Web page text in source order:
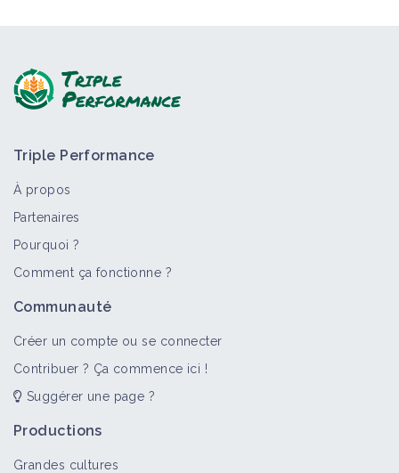
Triple Performance
À propos
Partenaires
Pourquoi ?
Comment ça fonctionne ?
Communauté
Créer un compte ou se connecter
Contribuer ? Ça commence ici !
Suggérer une page ?
Productions
Grandes cultures